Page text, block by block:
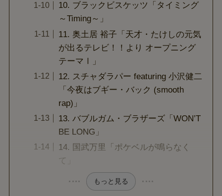
10. ブラックビスケッツ「タイミング
～Timing～」
11. 奥土居 裕子「天才・たけしの元気
が出るテレビ！！より オープニング
テーマⅠ」
12. スチャダラパー featuring 小沢健二
「今夜はブギー・バック (smooth
rap)」
13. バブルガム・ブラザーズ「WON’T
BE LONG」
14. 国武万里「ポケベルが鳴らなく
て」
もっと見る